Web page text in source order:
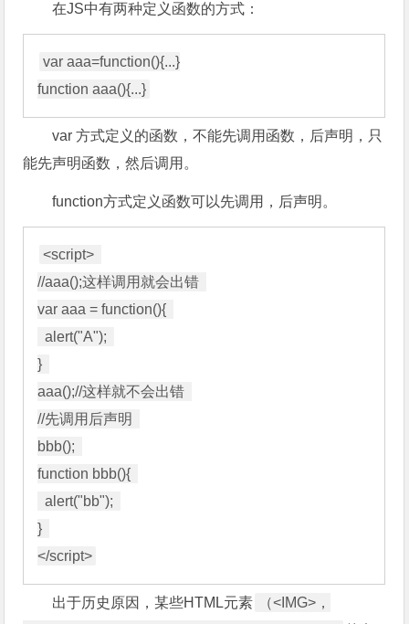
在JS中有两种定义函数的方式：
var aaa=function(){...}
var 方式定义的函数，不能先调用函数，后声明，只
能先声明函数，然后调用。
function方式定义函数可以先调用，后声明。
<script>
//aaa();这样调用就会出错
var aaa = function(){
  alert("A");
}
aaa();//这样就不会出错
//先调用后声明
bbb();
function bbb(){
  alert("bb");
}
出于历史原因，某些HTML元素
（<IMG>，